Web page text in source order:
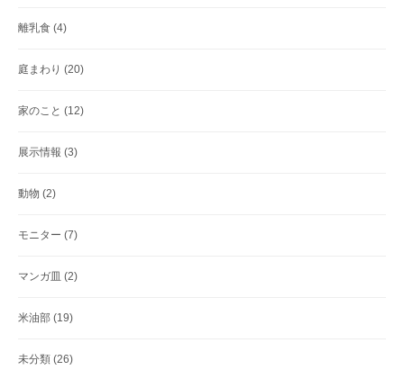
離乳食 (4)
庭まわり (20)
家のこと (12)
展示情報 (3)
動物 (2)
モニター (7)
マンガ皿 (2)
米油部 (19)
未分類 (26)